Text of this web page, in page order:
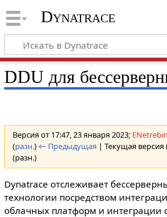
Dynatrace
DDU для
Версия от 17:47, 23 января 2023; ENetrebin
(разн.) ← Предыдущая | Текущая
(разн.)
Dynatrace отслеживает
технологии посредством
облачных платформ и интеграции